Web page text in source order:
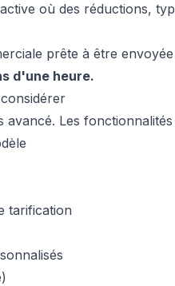
où des réductions,
prête à être envoyée
d'une heure.
Les
tarification